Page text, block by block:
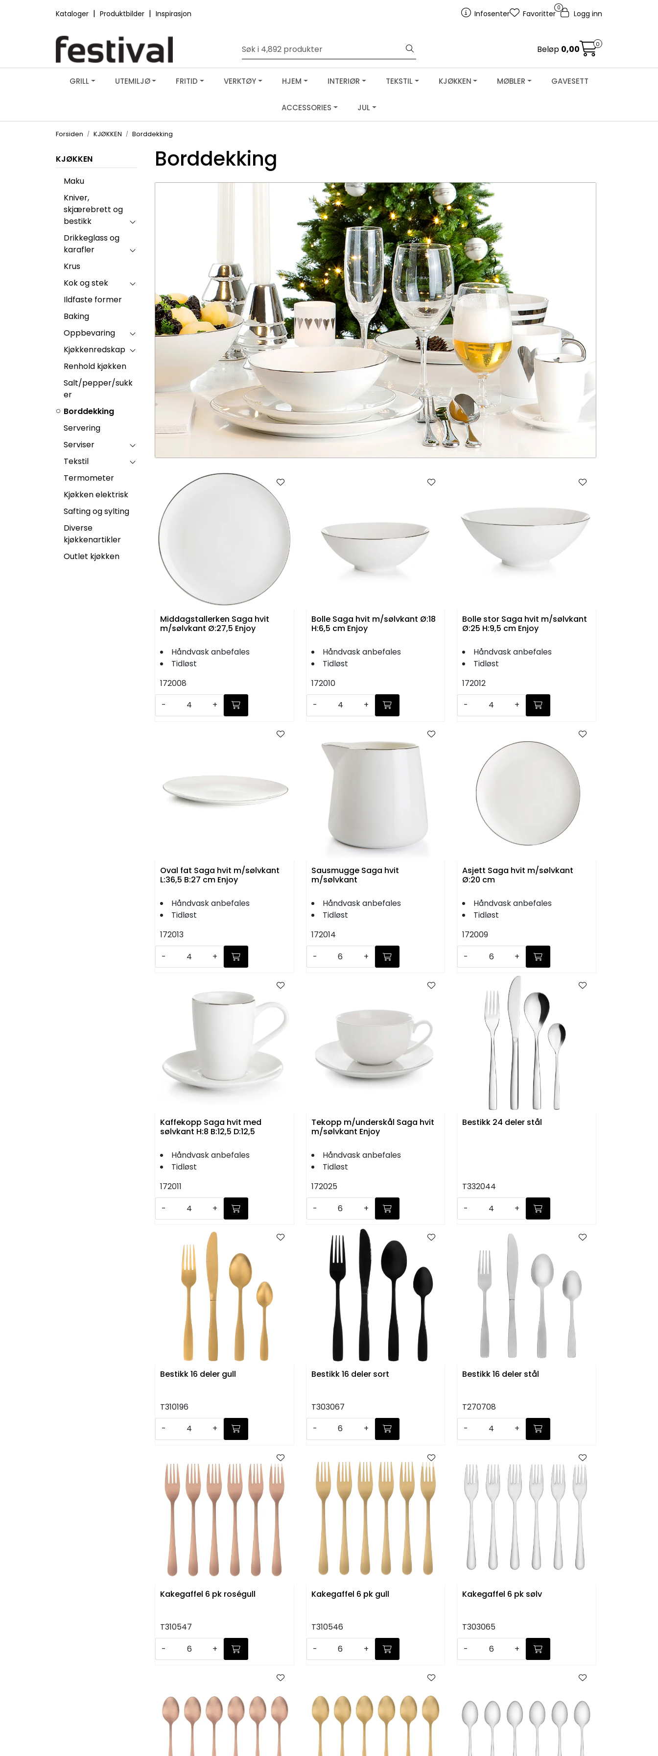
Kataloger | Produktbilder | Inspirasjon Infosenter
0
Favoritter Logg inn
Beløp 0,00 0
GRILL UTEMILJØ FRITID VERKTØY HJEM INTERIØR TEKSTIL KJØKKEN MØBLER GAVESETT
ACCESSORIES JUL
Forsiden KJØKKEN Borddekking
KJØKKEN
Maku
Kniver,
skjærebrett og
bestikk
Drikkeglass og
karafler
Krus
Kok og stek
Ildfaste former
Baking
Oppbevaring
Kjøkkenredskap
Renhold kjøkken
Salt/pepper/sukk
er
Borddekking
Servering
Serviser
Tekstil
Termometer
Kjøkken elektrisk
Safting og sylting
Diverse
kjøkkenartikler
Outlet kjøkken
Borddekking
Middagstallerken Saga hvit
m/sølvkant Ø:27,5 Enjoy
Håndvask anbefales
Tidløst
172008
-
+
Bolle Saga hvit m/sølvkant Ø:18
H:6,5 cm Enjoy
Håndvask anbefales
Tidløst
172010
-
+
Bolle stor Saga hvit m/sølvkant
Ø:25 H:9,5 cm Enjoy
Håndvask anbefales
Tidløst
172012
-
+
Oval fat Saga hvit m/sølvkant
L:36,5 B:27 cm Enjoy
Håndvask anbefales
Tidløst
172013
-
+
Sausmugge Saga hvit
m/sølvkant
Håndvask anbefales
Tidløst
172014
-
+
Asjett Saga hvit m/sølvkant
Ø:20 cm
Håndvask anbefales
Tidløst
172009
-
+
Kaffekopp Saga hvit med
sølvkant H:8 B:12,5 D:12,5
Håndvask anbefales
Tidløst
172011
-
+
Tekopp m/underskål Saga hvit
m/sølvkant Enjoy
Håndvask anbefales
Tidløst
172025
-
+
Bestikk 24 deler stål
T332044
-
+
Bestikk 16 deler gull
T310196
-
+
Bestikk 16 deler sort
T303067
-
+
Bestikk 16 deler stål
T270708
-
+
Kakegaffel 6 pk roségull
T310547
-
+
Kakegaffel 6 pk gull
T310546
-
+
Kakegaffel 6 pk sølv
T303065
-
+